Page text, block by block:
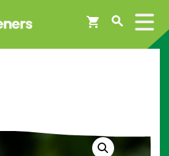
Webshop
& Inspiratie